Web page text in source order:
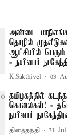
அண்டை
தொழில்
ஆட்சியில்
- நயினார்
K.Sakthivel 03
தமிழகத்தில்
கொலைகள்! -
நயினார்
தினத்தந்தி 31